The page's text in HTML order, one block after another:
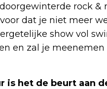
rock &
dat je niet meer
show vol
en zal je
is het de beurt aan